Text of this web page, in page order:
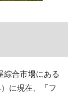
合市場にある
に現在、「フ